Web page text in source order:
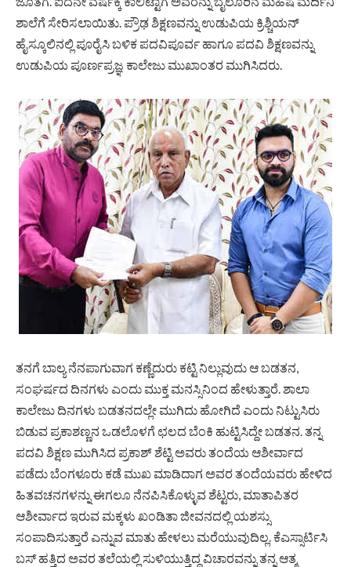
ಶಾಲೆಗೆ ‌ಸೇರಿಸಲಾಯಿತು. ಪ್ರೌಢ ಶಿಕ್ಷಣವನ್ನು ಉಡುಪಿಯ ಕ್ರಿಶ್ಚಿಯನ್
ಹೈಸ್ಕೂಲಿನಲ್ಲಿ ಪೂರೈಸಿ ಬಳಿಕ ಪದವಿಪೂರ್ವ ಹಾಗೂ ಪದವಿ ಶಿಕ್ಷಣವನ್ನು
ಉಡುಪಿಯ ಪೂರ್ಣಪ್ರಜ್ಞ ಕಾಲೇಜು ಮುಖಾಂತರ ಮುಗಿಸಿದರು.
ತನಗೆ ಬಾಲ್ಯ ನೆನಪಾಗುವಾಗ ಕಣ್ಣೆದುರು ಕಟ್ಟಿ ನಿಲ್ಲುವುದು ಆ ಬಡತನ,
ಸಂಘರ್ಷದ ದಿನಗಳು ಎಂದು ಮುಕ್ತ ಮನಸ್ಸಿನಿಂದ ಹೇಳುತ್ತಾರೆ. ಶಾಲಾ
ಕಾಲೇಜು ದಿನಗಳು ಬಡತನದಲ್ಲೇ ಮುಗಿದು ಹೋಗಿದೆ ಎಂದು ನಿಟ್ಟುಸಿರು
ಬಿಡುವ ಪ್ರಕಾಶಣ್ಣನ ಒಡಲೊಳಗೆ ಛಲದ ಬೆಂಕಿ ಹುಟ್ಟಿಸಿದ್ದೇ ಬಡತನ. ತನ್ನ
ಪದವಿ ಶಿಕ್ಷಣ ಮುಗಿಸಿದ ಪ್ರಕಾಶ್ ಶೆಟ್ಟಿ ಅವರು ತಂದೆಯ ಆಶೀರ್ವಾದ
ಪಡೆದು ಬೆಂಗಳೂರು ಕಡೆ ಮುಖ ಮಾಡಿದಾಗ ಅವರ ತಂದೆಯವರು ಹೇಳಿದ
ಹಿತವಚನಗಳನ್ನು ಈಗಲೂ ನೆನಪಿಸಿಕೊಳ್ಳುವ ಶೆಟ್ಟರು, ಮಾತಾಪಿತರ
ಆಶೀರ್ವಾದ ಇರುವ ಮಕ್ಕಳು ಖಂಡಿತಾ ಜೀವನದಲ್ಲಿ ಯಶಸ್ಸು
ಸಂಪಾದಿಸುತ್ತಾರೆ ಎನ್ನುವ ಮಾತು ಹೇಳಲು ಮರೆಯುವುದಿಲ್ಲ. ಕೆಎಸ್ಸಾರ್ಟಿಸಿ
ಬಸ್ ಹತ್ತಿದ ಅವರ ತಲೆಯಲ್ಲಿ ಸುಳಿಯುತ್ತಿದ್ದ ವಿಚಾರವನ್ನು ತನ್ನ ಆತ್ಮ